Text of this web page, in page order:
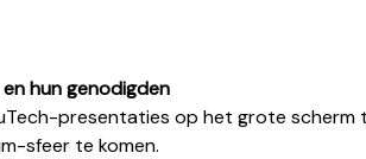
hun genodigden
presentaties op het grote scherm
sfeer te komen.